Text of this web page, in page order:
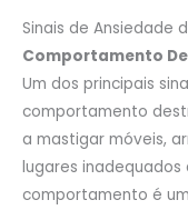
Sinais de Ansiedade
Comportamento
Um dos principais
comportamento
a mastigar móveis,
lugares inadequados
comportamento é